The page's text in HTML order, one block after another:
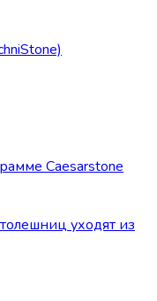
Caesarstone
уходят из